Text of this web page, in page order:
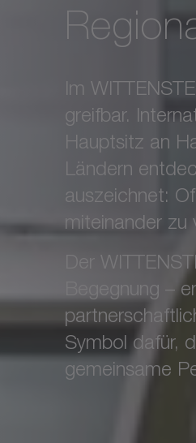
Im
greifbar.
Hauptsitz an
Ländern
auszeichnet:
miteinander zu
Der
Begegnung –
Symbol dafür,
gemeinsame